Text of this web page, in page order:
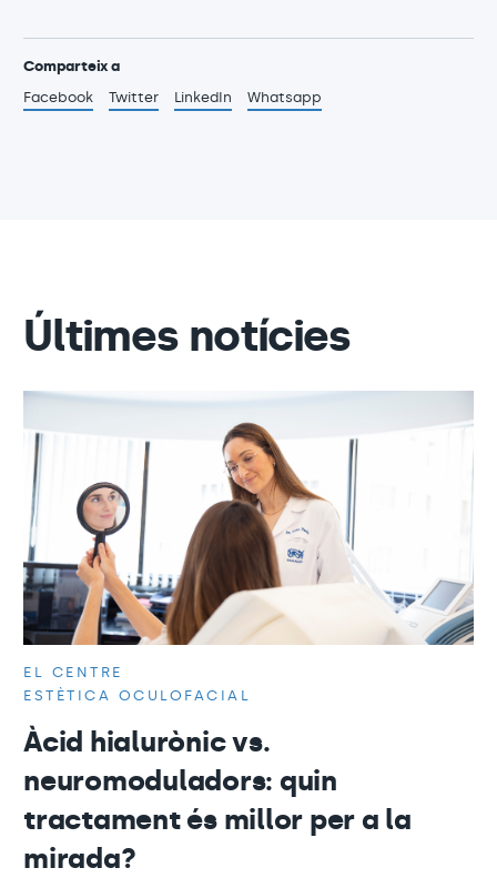
Comparteix a
Facebook
Twitter LinkedIn Whatsapp
Últimes notícies
EL CENTRE
ESTÈTICA OCULOFACIAL
Àcid hialurònic vs.
neuromoduladors: quin
tractament és millor per a la
mirada?